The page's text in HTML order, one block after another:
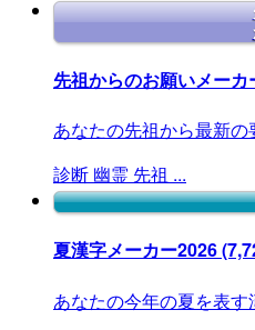
先祖からのお願いメーカ
あなたの先祖から最新の
診断 幽霊 先祖 ...
夏漢字メーカー2026
あなたの今年の夏を表